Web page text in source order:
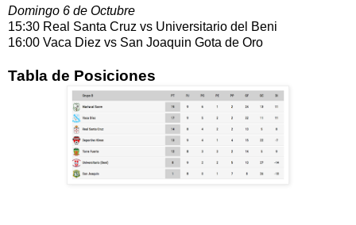
Domingo 6 de Octubre
15:30 Real Santa Cruz vs Universitario del Beni
16:00 Vaca Diez vs San Joaquin Gota de Oro
Tabla de Posiciones